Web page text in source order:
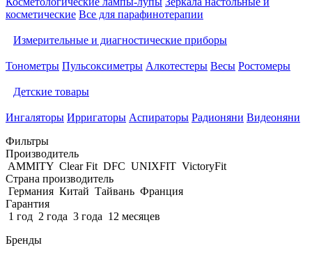
косметические Все для парафинотерапии
Измерительные и диагностические приборы
Тонометры Пульсоксиметры Алкотестеры Весы Ростомеры
Детские товары
Ингаляторы Ирригаторы Аспираторы Радионяни Видеоняни
Фильтры
Производитель
AMMITY Clear Fit DFC UNIXFIT VictoryFit
Страна производитель
Германия Китай Тайвань Франция
Гарантия
1 год 2 года 3 года 12 месяцев
Бренды